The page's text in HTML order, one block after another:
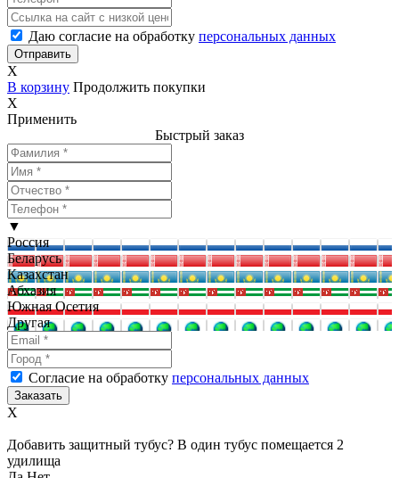
Даю согласие на обработку персональных данных
X
В корзину Продолжить покупки
X
Применить
Быстрый заказ
▼
Россия
Беларусь
Казахстан
Абхазия
Южная Осетия
Другая
Согласие на обработку персональных данных
X
Добавить защитный тубус? В один тубус помещается 2
удилища